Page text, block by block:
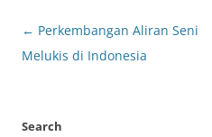
Post
navigation
← Perkembangan Aliran Seni
Melukis di Indonesia
Search